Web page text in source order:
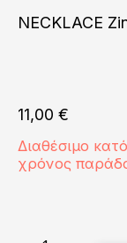
NECKLACE
11,00 €
Διαθέσιμο
χρόνος